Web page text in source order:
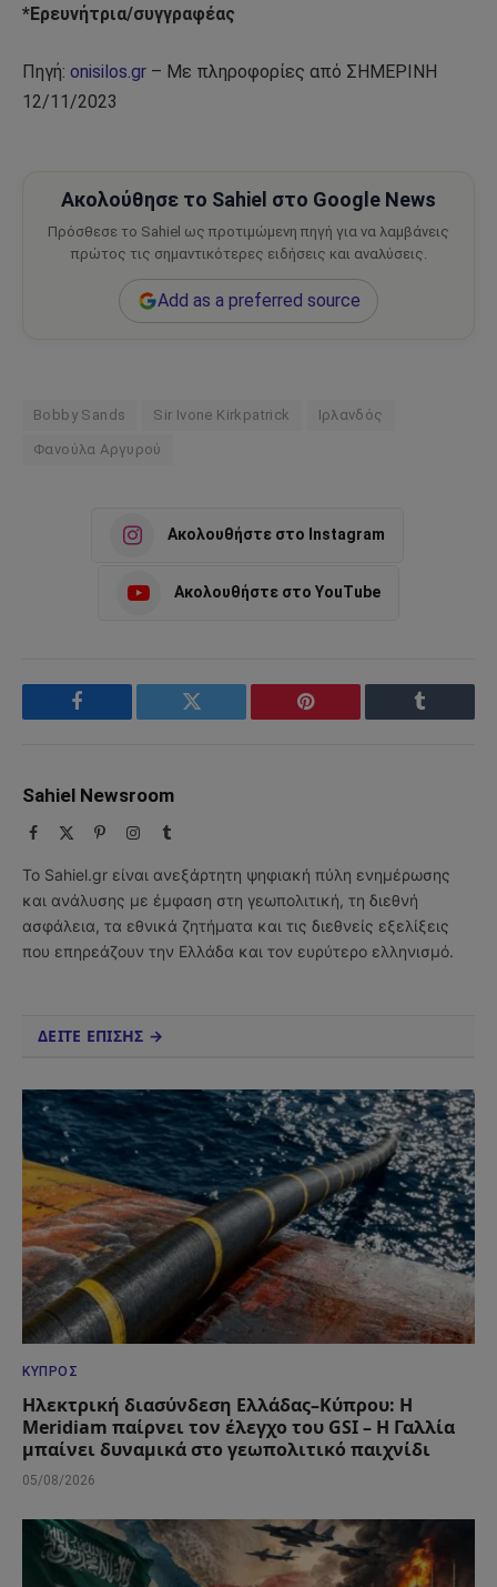
*Ερευνήτρια/συγγραφέας
Πηγή: onisilos.gr – Με πληροφορίες από ΣΗΜΕΡΙΝΗ
12/11/2023
Ακολούθησε το Sahiel στο Google News
Πρόσθεσε το Sahiel ως προτιμώμενη πηγή για να λαμβάνεις
πρώτος τις σημαντικότερες ειδήσεις και αναλύσεις.
Add as a preferred source
Bobby Sands Sir Ivone Kirkpatrick Ιρλανδός
Φανούλα Αργυρού
Ακολουθήστε στο Instagram
Ακολουθήστε στο YouTube
Facebook Twitter Pinterest Tumblr
Sahiel Newsroom
Facebook PinterestInstagram
Tumblr
Το Sahiel.gr είναι ανεξάρτητη ψηφιακή πύλη ενημέρωσης
και ανάλυσης με έμφαση στη γεωπολιτική, τη διεθνή
ασφάλεια, τα εθνικά ζητήματα και τις διεθνείς εξελίξεις
που επηρεάζουν την Ελλάδα και τον ευρύτερο ελληνισμό.
ΔΕΙΤΕ ΕΠΙΣΗΣ →
ΚΎΠΡΟΣ
Ηλεκτρική διασύνδεση Ελλάδας–Κύπρου: Η
Meridiam παίρνει τον έλεγχο του GSI – Η Γαλλία
μπαίνει δυναμικά στο γεωπολιτικό παιχνίδι
05/08/2026